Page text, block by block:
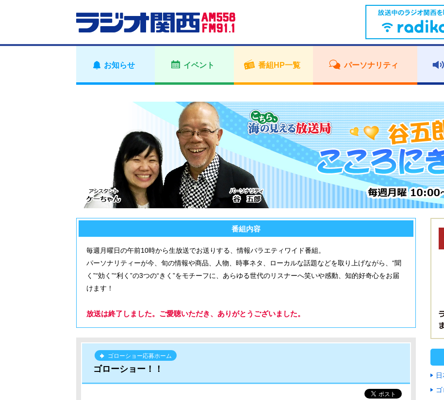
お知らせ イベント 番組HP一覧 パーソナリティ
番組内容
毎週月曜日の午前10時から生放送でお送りする、情報バラエティワイド番組。
パーソナリティーが今、旬の情報や商品、人物、時事ネタ、ローカルな話題などを取り上げながら、“聞
く”“効く”“利く”の3つの“きく”をモチーフに、あらゆる世代のリスナーへ笑いや感動、知的好奇心をお届
けます！
放送は終了しました。ご愛聴いただき、ありがとうございました。
ゴローショー応募ホーム
ゴローショー！！